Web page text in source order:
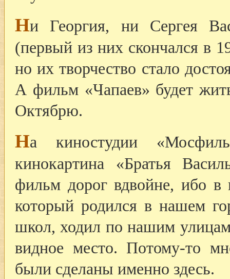
Ни Георгия, ни Сергея
(первый из них скончался в
но их творчество стало
А фильм «Чапаев» будет
Октябрю.
На киностудии
кинокартина «Братья
фильм дорог вдвойне, ибо в
который родился в нашем
школ, ходил по нашим
видное место. Потому-то
были сделаны именно здесь.